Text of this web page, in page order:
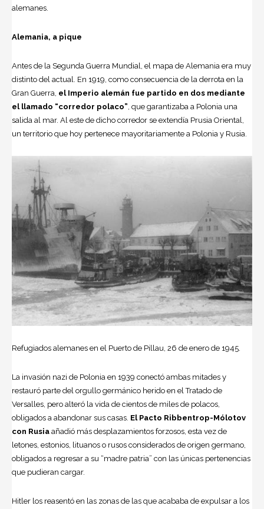
alemanes.
Alemania, a pique
Antes de la Segunda Guerra Mundial, el mapa de Alemania era muy
distinto del actual. En 1919, como consecuencia de la derrota en la
Gran Guerra, el Imperio alemán fue partido en dos mediante
el llamado “corredor polaco”, que garantizaba a Polonia una
salida al mar. Al este de dicho corredor se extendía Prusia Oriental,
un territorio que hoy pertenece mayoritariamente a Polonia y Rusia.
Refugiados alemanes en el Puerto de Pillau, 26 de enero de 1945.
La invasión nazi de Polonia en 1939 conectó ambas mitades y
restauró parte del orgullo germánico herido en el Tratado de
Versalles, pero alteró la vida de cientos de miles de polacos,
obligados a abandonar sus casas. El Pacto Ribbentrop-Mólotov
con Rusia añadió más desplazamientos forzosos, esta vez de
letones, estonios, lituanos o rusos considerados de origen germano,
obligados a regresar a su “madre patria” con las únicas pertenencias
que pudieran cargar.
Hitler los reasentó en las zonas de las que acababa de expulsar a los